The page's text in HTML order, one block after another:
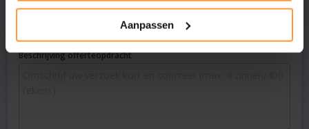
Aanpassen
Plaats
Beschrijving offerteopdracht